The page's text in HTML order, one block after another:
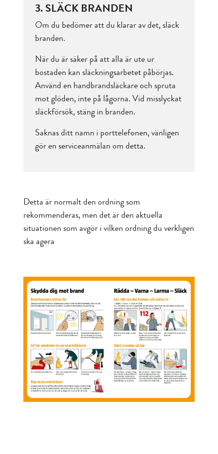
3. SLÄCK BRANDEN
Om du bedömer att du klarar av det, släck
branden.
När du är säker på att alla är ute ur
bostaden kan släckningsarbetet påbörjas.
Använd en handbrandsläckare och spruta
mot glöden, inte på lågorna. Vid misslyckat
släckförsök, stäng in branden.
Saknas ditt namn i porttelefonen, vänligen
gör en serviceanmälan om detta.
Detta är normalt den ordning som
rekommenderas, men det är den aktuella
situationen som avgör i vilken ordning du verkligen
ska agera